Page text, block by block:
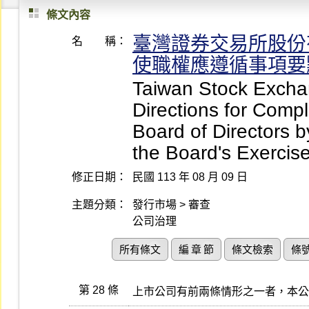
條文內容
名 稱：
臺灣證券交易所股
使職權應遵循事項
Taiwan Stock
Directions for
Board of Directors
the Board's
修正日期： 民國 113 年 08 月 09 日
主題分類：
發行市場 > 審查
公司治理
所有條文 編 章 節 條文檢索 條
第 28 條 上市公司有前兩條情形之一者，本